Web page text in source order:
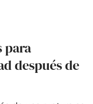
para
después de